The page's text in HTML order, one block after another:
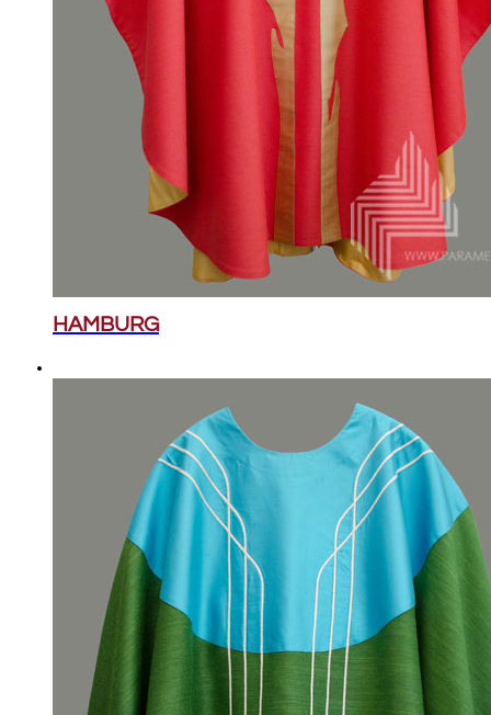
HAMBURG